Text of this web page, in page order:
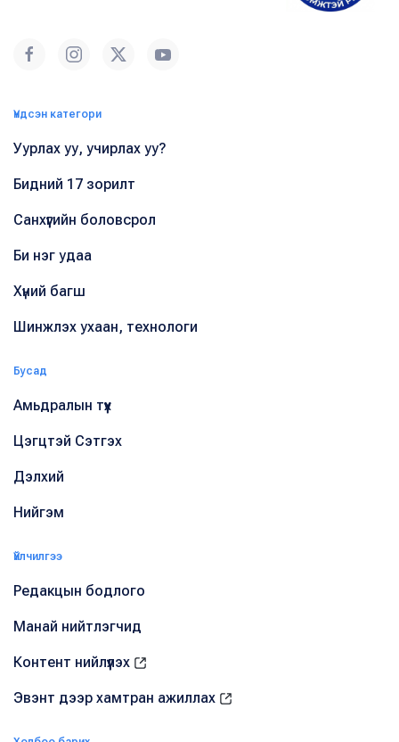
Үндсэн категори
Уурлах уу, учирлах уу?
Бидний 17 зорилт
Санхүүгийн боловсрол
Би нэг удаа
Хүний багш
Шинжлэх ухаан, технологи
Бусад
Амьдралын түүх
Цэгцтэй Сэтгэх
Дэлхий
Нийгэм
Үйлчилгээ
Редакцын бодлого
Манай нийтлэгчид
Контент нийлүүлэх
Эвэнт дээр хамтран ажиллах